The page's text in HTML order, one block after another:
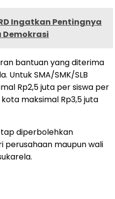
Ingatkan Pentingnya
Demokrasi
bantuan yang diterima
Untuk SMA/SMK/SLB
Rp2,5 juta per siswa per
maksimal Rp3,5 juta
diperbolehkan
perusahaan maupun wali